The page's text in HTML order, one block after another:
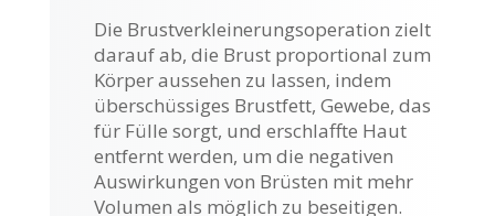
Die Brustverkleinerungsoperation zielt
darauf ab, die Brust proportional zum
Körper aussehen zu lassen, indem
überschüssiges Brustfett, Gewebe, das
für Fülle sorgt, und erschlaffte Haut
entfernt werden, um die negativen
Auswirkungen von Brüsten mit mehr
Volumen als möglich zu beseitigen.